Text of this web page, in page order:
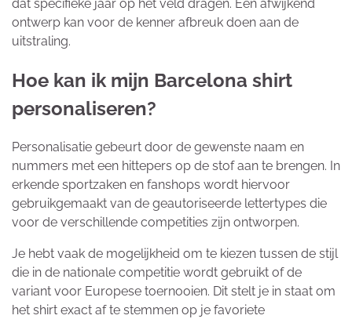
dat specifieke jaar op het veld dragen. Een afwijkend
ontwerp kan voor de kenner afbreuk doen aan de
uitstraling.
Hoe kan ik mijn Barcelona shirt
personaliseren?
Personalisatie gebeurt door de gewenste naam en
nummers met een hittepers op de stof aan te brengen. In
erkende sportzaken en fanshops wordt hiervoor
gebruikgemaakt van de geautoriseerde lettertypes die
voor de verschillende competities zijn ontworpen.
Je hebt vaak de mogelijkheid om te kiezen tussen de stijl
die in de nationale competitie wordt gebruikt of de
variant voor Europese toernooien. Dit stelt je in staat om
het shirt exact af te stemmen op je favoriete